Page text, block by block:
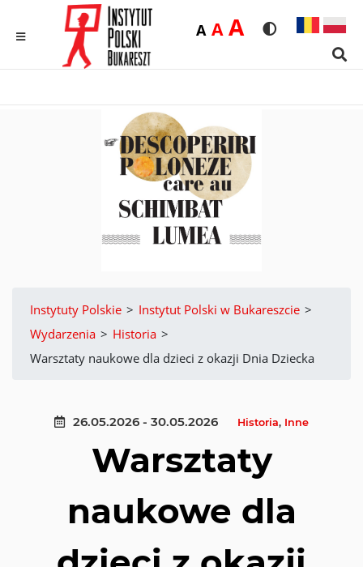
Rozmiar
ADomyślna
AŚrednia
ADużaWersja
Instytuty Polskie > Instytut Polski w Bukareszcie >
Wydarzenia > Historia >
Warsztaty naukowe dla dzieci z okazji Dnia Dziecka
26.05.2026 - 30.05.2026 Historia, Inne
Warsztaty
naukowe dla